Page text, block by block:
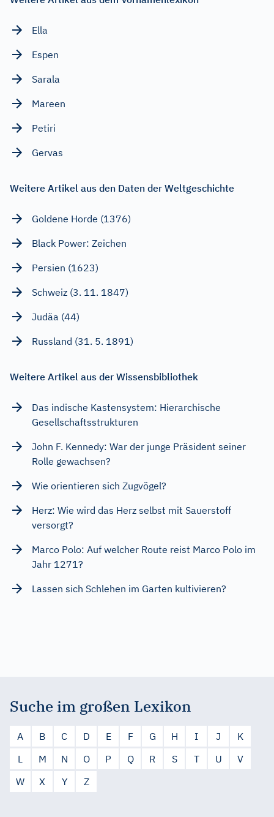
Ella
Espen
Sarala
Mareen
Petiri
Gervas
Weitere Artikel aus den Daten der Weltgeschichte
Goldene Horde (1376)
Black Power: Zeichen
Persien (1623)
Schweiz (3. 11. 1847)
Judäa (44)
Russland (31. 5. 1891)
Weitere Artikel aus der Wissensbibliothek
Das indische Kastensystem: Hierarchische
Gesellschaftsstrukturen
John F. Kennedy: War der junge Präsident seiner
Rolle gewachsen?
Wie orientieren sich Zugvögel?
Herz: Wie wird das Herz selbst mit Sauerstoff
versorgt?
Marco Polo: Auf welcher Route reist Marco Polo im
Jahr 1271?
Lassen sich Schlehen im Garten kultivieren?
Suche im großen Lexikon
A B C D E F G H I J
K
L
M N O P Q R S T U
V
W
X Y Z